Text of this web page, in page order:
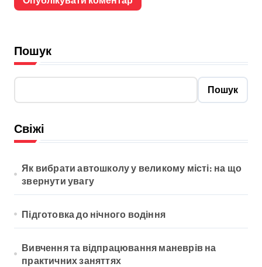
Пошук
Пошук
Свіжі
Як вибрати автошколу у великому місті: на що
звернути увагу
Підготовка до нічного водіння
Вивчення та відпрацювання маневрів на
практичних заняттях